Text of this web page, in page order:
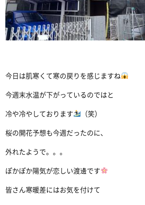
今日は肌寒くて寒の戻りを感じますね
今週末水温が下がっているのではと
冷や冷やしております （笑）
桜の開花予想も今週だったのに、
外れたようで。。。
ぽかぽか陽気が恋しい渡邊です
皆さん寒暖差にはお気を付けて